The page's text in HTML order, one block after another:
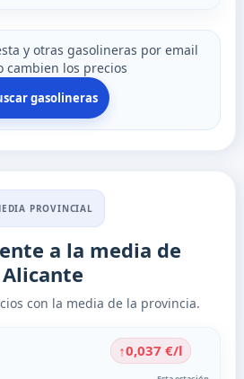
y otras gasolineras por email
cambien los precios
gasolineras
PROVINCIAL
a la media de
Alicante
con la media de la provincia.
↑0,037 €/l